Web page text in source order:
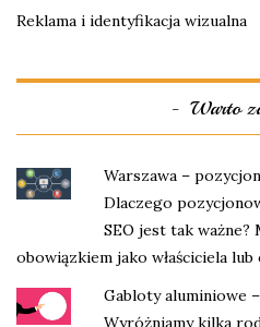
Reklama i identyfikacja wizualna
Warto
Warszawa –
Dlaczego
SEO jest tak ważne?
obowiązkiem jako właściciela
Gabloty aluminiowe
Wyróżniamy kilka